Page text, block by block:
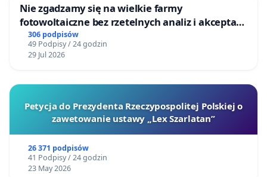
Nie zgadzamy się na wielkie farmy
fotowoltaiczne bez rzetelnych analiz i akceptacji
mieszkańców
306 podpisów
49 Podpisy / 24 godzin
29 Jul 2026
Petycja do Prezydenta Rzeczypospolitej Polskiej o
zawetowanie ustawy „Lex Szarlatan”
26 371 podpisów
41 Podpisy / 24 godzin
23 May 2026